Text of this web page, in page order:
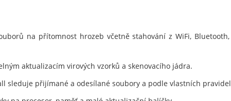
na přítomnost hrozeb včetně stahování z WiFi, Bluetooth,
aktualizacím virových vzorků a skenovacího jádra.
sleduje přijímané a odesílané soubory a podle vlastních